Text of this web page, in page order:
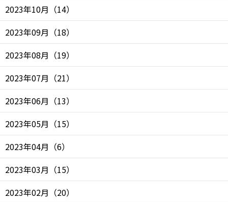
2023年10月 （14）
2023年09月 （18）
2023年08月 （19）
2023年07月 （21）
2023年06月 （13）
2023年05月 （15）
2023年04月 （6）
2023年03月 （15）
2023年02月 （20）